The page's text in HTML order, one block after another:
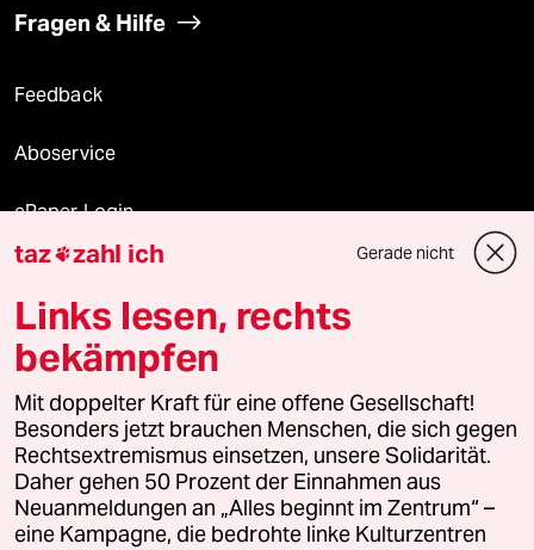
Fragen & Hilfe
Feedback
Aboservice
ePaper Login
Downloads für Abonnierende
© 2026 taz Verlags und Vertriebs GmbH
Alle Rechte vorbehalten. Bei rechtlichen Fragen oder für Genehmigungen
wenden Sie sich bitte an
lizenzen@taz.de
Feedback Redaktionsstatut Kommune-Richtlinien
taz zahl ich Gerade nicht
Links lesen, rechts
bekämpfen
Mit doppelter Kraft für eine offene Gesellschaft!
Besonders jetzt brauchen Menschen, die sich gegen
Rechtsextremismus einsetzen, unsere Solidarität.
Daher gehen 50 Prozent der Einnahmen aus
Neuanmeldungen an „Alles beginnt im Zentrum“ –
eine Kampagne, die bedrohte linke Kulturzentren